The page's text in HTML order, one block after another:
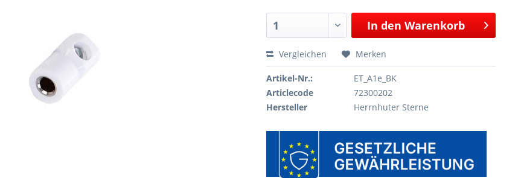
In den Warenkorb
Vergleichen Merken
Artikel-Nr.:
ET_A1e_BK
Articlecode
72300202
Hersteller
Herrnhuter Sterne